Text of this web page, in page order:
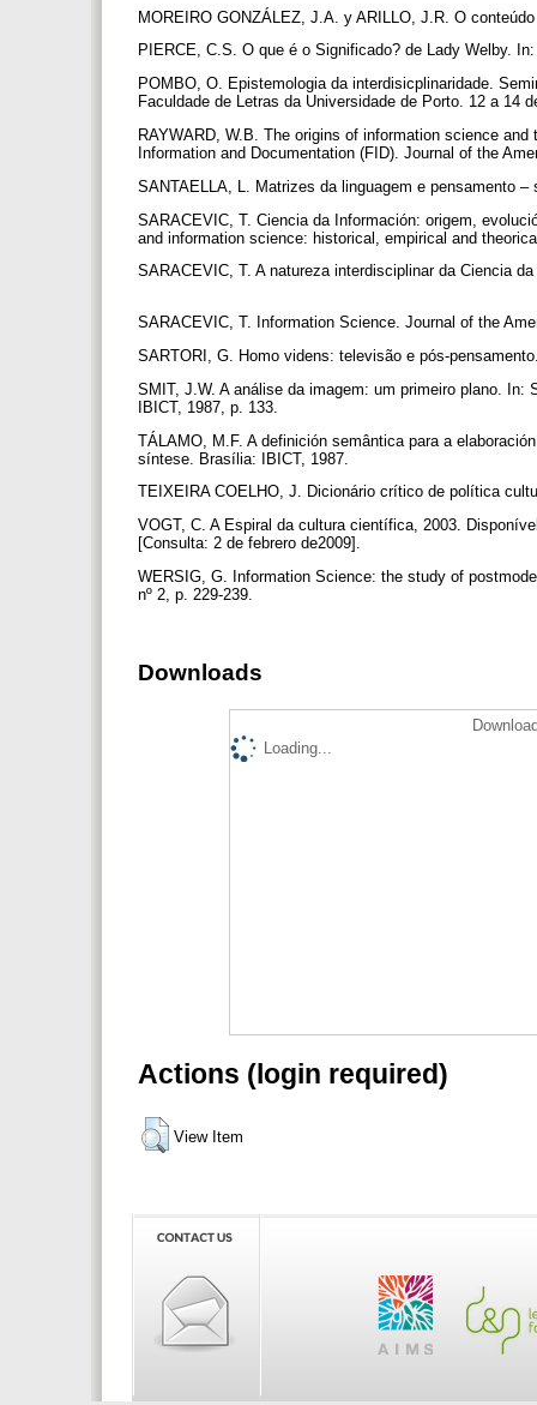
MOREIRO GONZÁLEZ, J.A. y ARILLO, J.R. O
PIERCE, C.S. O que é o Significado? de Lady Welby.
POMBO, O. Epistemologia da interdisicplinaridade.
Faculdade de Letras da Universidade de Porto. 12 a 14
RAYWARD, W.B. The origins of information science
Information and Documentation (FID). Journal of the
SANTAELLA, L. Matrizes da linguagem e pensamento
SARACEVIC, T. Ciencia da Información: origem,
and information science: historical, empirical and
SARACEVIC, T. A natureza interdisciplinar da Ciencia
SARACEVIC, T. Information Science. Journal of the
SARTORI, G. Homo videns: televisão e pós-
SMIT, J.W. A análise da imagem: um primeiro plano.
IBICT, 1987, p. 133.
TÁLAMO, M.F. A definición semântica para a
síntese. Brasília: IBICT, 1987.
TEIXEIRA COELHO, J. Dicionário crítico de política
VOGT, C. A Espiral da cultura científica, 2003.
[Consulta: 2 de febrero de2009].
WERSIG, G. Information Science: the study of
nº 2, p. 229-239.
Downloads
Loading...
Actions (login required)
View Item